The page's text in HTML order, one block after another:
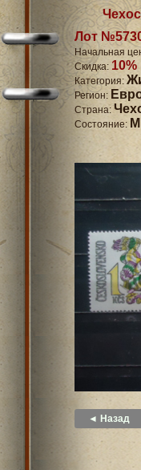
Лот
Начальная
Скидка: 10%
Категория:
Регион:
Страна:
Состояние:
◄ Назад